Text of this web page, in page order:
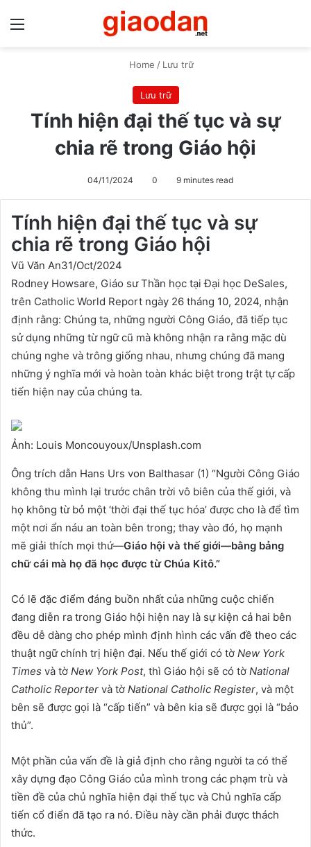
Home / Lưu trữ
Lưu trữ
Tính hiện đại thế tục và sự
chia rẽ trong Giáo hội
04/11/2024 0 9 minutes read
Tính hiện đại thế tục và sự
chia rẽ trong Giáo hội
Vũ Văn An31/Oct/2024
Rodney Howsare, Giáo sư Thần học tại Đại học DeSales,
trên Catholic World Report ngày 26 tháng 10, 2024, nhận
định rằng: Chúng ta, những người Công Giáo, đã tiếp tục
sử dụng những từ ngữ cũ mà không nhận ra rằng mặc dù
chúng nghe và trông giống nhau, nhưng chúng đã mang
những ý nghĩa mới và hoàn toàn khác biệt trong trật tự cấp
tiến hiện nay của chúng ta.
Ảnh: Louis Moncouyoux/Unsplash.com
Ông trích dẫn Hans Urs von Balthasar (1) “Người Công Giáo
không thu mình lại trước chân trời vô biên của thế giới, và
họ không từ bỏ một ‘thời đại thế tục hóa’ được cho là để tìm
một nơi ẩn náu an toàn bên trong; thay vào đó, họ mạnh
mẽ giải thích mọi thứ—Giáo hội và thế giới—bằng bảng
chữ cái mà họ đã học được từ Chúa Kitô.”
Có lẽ đặc điểm đáng buồn nhất của những cuộc chiến
đang diễn ra trong Giáo hội hiện nay là sự kiện cả hai bên
đều dễ dàng cho phép mình định hình các vấn đề theo các
thuật ngữ chính trị hiện đại. Nếu thế giới có tờ New York
Times và tờ New York Post, thì Giáo hội sẽ có tờ National
Catholic Reporter và tờ National Catholic Register, và một
bên sẽ được gọi là “cấp tiến” và bên kia sẽ được gọi là “bảo
thủ”.
Một phần của vấn đề là giả định cho rằng người ta có thể
xây dựng đạo Công Giáo của mình trong các phạm trù và
tiền đề của chủ nghĩa hiện đại thế tục và Chủ nghĩa cấp
tiến cổ điển đã tạo ra nó. Điều này cần phải được thách
thức.